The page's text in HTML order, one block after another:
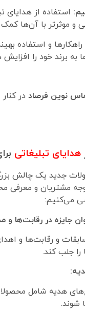
استفاده از هدایای
و موثرتر با آن‌ها
راهکارها و استفاده
به برند خود را
نوین فرصاددر
هدایای تبلیغاتی
جدید یک چالش بزرگ
مشتریان و معرفی
می‌کنیم:
جایزه در رقابت‌ها و
و رقابت‌ها و
جلب کند.
هدیه شامل
شوند.